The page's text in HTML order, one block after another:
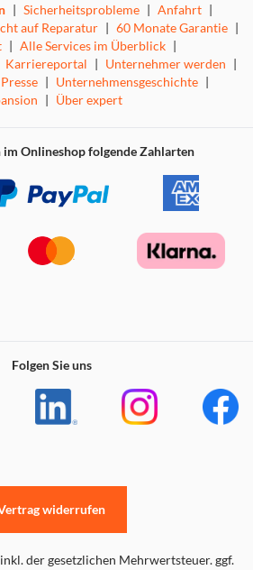
| Sicherheitsprobleme | Anfahrt |
auf Reparatur | 60 Monate Garantie |
| Alle Services im Überblick |
Karriereportal | Unternehmer werden |
Presse | Unternehmensgeschichte |
| Über expert
Onlineshop folgende Zahlarten
Folgen Sie uns
der gesetzlichen Mehrwertsteuer. ggf.
widerrufen